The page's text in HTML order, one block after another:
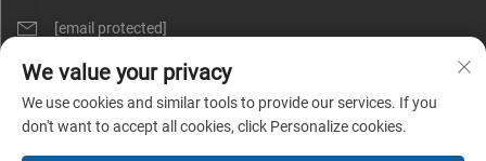
[email protected]
RM 602, NO. 1509, CAOAN ROAD, SHANGHAI, CHINE
We value your privacy
We use cookies and similar tools to provide our services. If you
don't want to accept all cookies, click Personalize cookies.